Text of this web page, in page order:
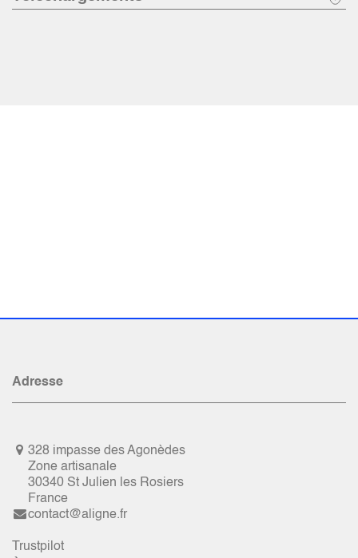
Adresse
328 impasse des Agonèdes
Zone artisanale
30340 St Julien les Rosiers
France
contact@aligne.fr
Trustpilot